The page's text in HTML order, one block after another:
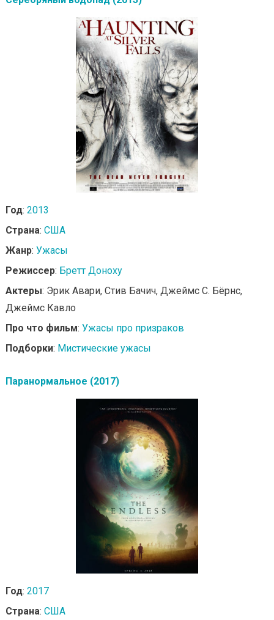
Год: 2013
Страна: США
Жанр: Ужасы
Режиссер: Бретт Доноху
Актеры: Эрик Авари, Стив Бачич, Джеймс С. Бёрнс,
Джеймс Кавло
Про что фильм: Ужасы про призраков
Подборки: Мистические ужасы
Паранормальное (2017)
Год: 2017
Страна: США